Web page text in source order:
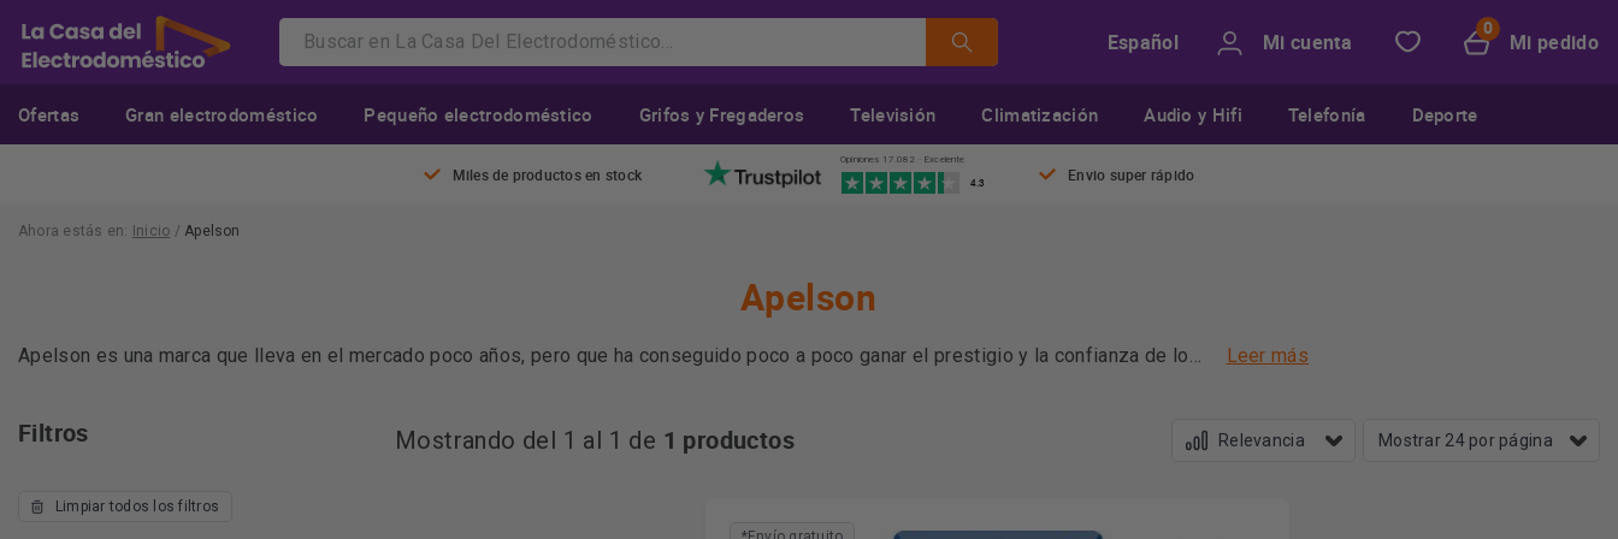
Español Mi cuenta Mi pedido
Ofertas Gran electrodoméstico Pequeño electrodoméstico Grifos y Fregaderos Televisión Climatización Audio y Hifi Telefonía Deporte
Miles de productos en stock
Opiniones 17.082 · Excelente
4.3 Envio super rápido
Ahora estás en: Inicio / Apelson
Apelson
Apelson es una marca que lleva en el mercado poco años, pero que ha conseguido poco a poco ganar el prestigio y la confianza de los
La marca, tiene como objetivo facilitar la vida de las personas gracias a la fabricación de sus propios electrodomésticos, además de
aportar funcionalidad y diseño a las cocinas de nuestros hogares, para disfrutar al máximo de nuestra cocina sin tener que
Leer más
Filtros
Limpiar todos los filtros
Mostrando del 1 al 1 de 1 productos